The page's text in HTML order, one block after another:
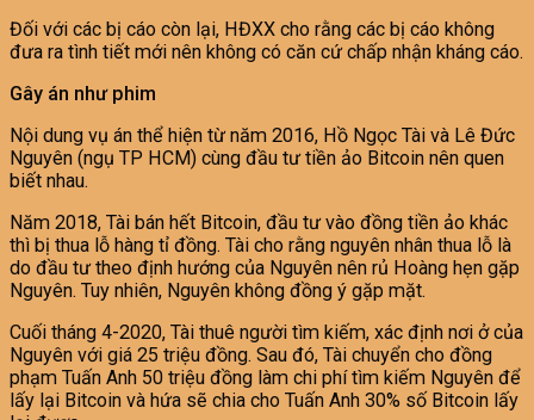
Đối với các bị cáo còn lại, HĐXX cho rằng các bị cáo không
đưa ra tình tiết mới nên không có căn cứ chấp nhận kháng cáo.
Gây án như phim
Nội dung vụ án thể hiện từ năm 2016, Hồ Ngọc Tài và Lê Đức
Nguyên (ngụ TP HCM) cùng đầu tư tiền ảo Bitcoin nên quen
biết nhau.
Năm 2018, Tài bán hết Bitcoin, đầu tư vào đồng tiền ảo khác
thì bị thua lỗ hàng tỉ đồng. Tài cho rằng nguyên nhân thua lỗ là
do đầu tư theo định hướng của Nguyên nên rủ Hoàng hẹn gặp
Nguyên. Tuy nhiên, Nguyên không đồng ý gặp mặt.
Cuối tháng 4-2020, Tài thuê người tìm kiếm, xác định nơi ở của
Nguyên với giá 25 triệu đồng. Sau đó, Tài chuyển cho đồng
phạm Tuấn Anh 50 triệu đồng làm chi phí tìm kiếm Nguyên để
lấy lại Bitcoin và hứa sẽ chia cho Tuấn Anh 30% số Bitcoin lấy